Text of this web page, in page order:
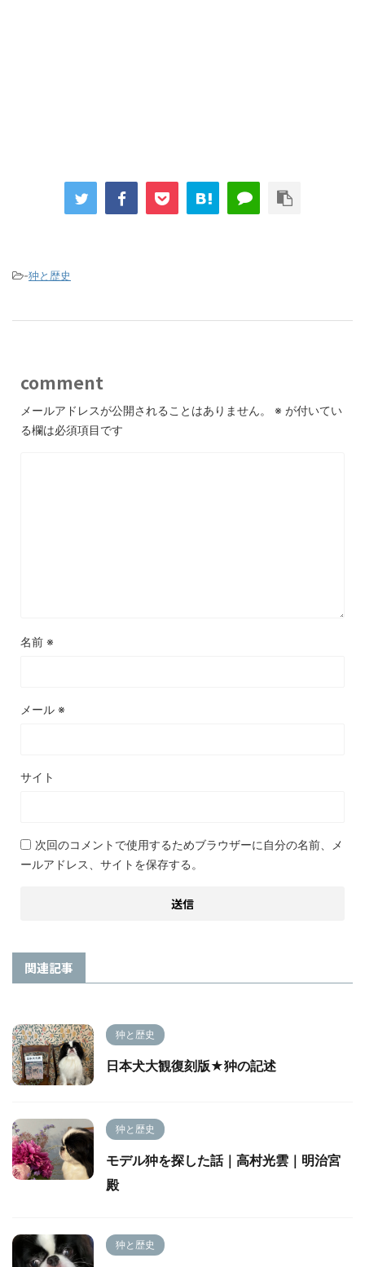
-狆と歴史
comment
メールアドレスが公開されることはありません。 ※ が付いてい
る欄は必須項目です
名前 ※
メール ※
サイト
次回のコメントで使用するためブラウザーに自分の名前、メ
ールアドレス、サイトを保存する。
関連記事
狆と歴史
日本犬大観復刻版★狆の記述
狆と歴史
モデル狆を探した話｜高村光雲｜明治宮
殿
狆と歴史